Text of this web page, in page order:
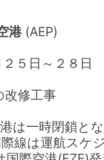
港(AEP)
５日～２８日
修工事
は一時閉鎖と
線は運航スケ